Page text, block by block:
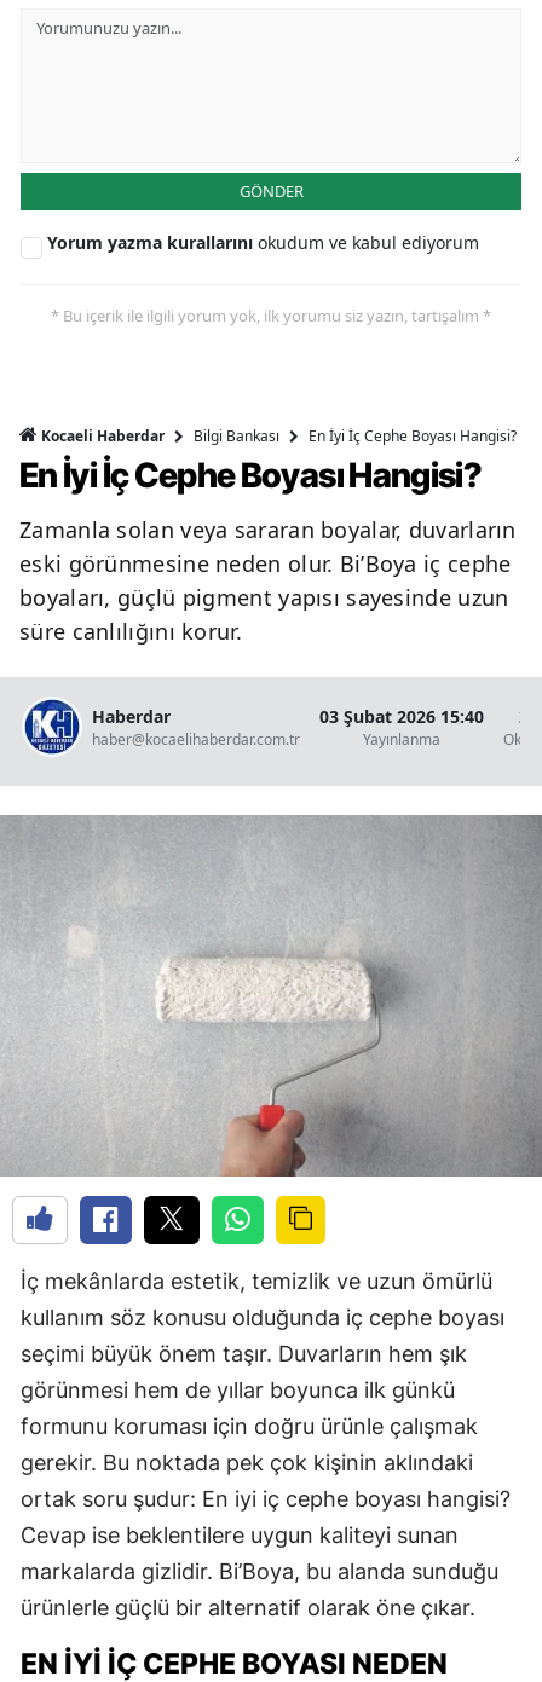
GÖNDER
Yorum yazma kurallarını okudum ve kabul ediyorum
* Bu içerik ile ilgili yorum yok, ilk yorumu siz yazın, tartışalım *
Kocaeli Haberdar Bilgi Bankası En İyi İç Cephe Boyası Hangisi?
En İyi İç Cephe Boyası Hangisi?
Zamanla solan veya sararan boyalar, duvarların
eski görünmesine neden olur. Bi’Boya iç cephe
boyaları, güçlü pigment yapısı sayesinde uzun
süre canlılığını korur.
Haberdar
haber@kocaelihaberdar.com.tr
03 Şubat 2026 15:40
Yayınlanma
2
İç mekânlarda estetik, temizlik ve uzun ömürlü
kullanım söz konusu olduğunda iç cephe boyası
seçimi büyük önem taşır. Duvarların hem şık
görünmesi hem de yıllar boyunca ilk günkü
formunu koruması için doğru ürünle çalışmak
gerekir. Bu noktada pek çok kişinin aklındaki
ortak soru şudur: En iyi iç cephe boyası hangisi?
Cevap ise beklentilere uygun kaliteyi sunan
markalarda gizlidir. Bi’Boya, bu alanda sunduğu
ürünlerle güçlü bir alternatif olarak öne çıkar.
EN İYI İÇ CEPHE BOYASI NEDEN